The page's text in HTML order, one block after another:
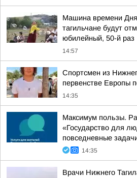
Машина времени Дня
тагильчане будут
юбилейный, 50-й раз
14:57
Спортсмен из
первенстве Европы
14:35
Максимум пользы.
«Государство для
повседневные
14:35
Врачи Нижнего